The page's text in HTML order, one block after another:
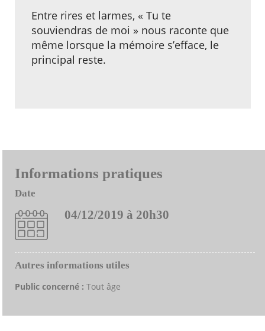
Entre rires et larmes, « Tu te
souviendras de moi » nous raconte que
même lorsque la mémoire s’efface, le
principal reste.
Informations pratiques
Date
04/12/2019 à 20h30
Autres informations utiles
Public concerné : Tout âge